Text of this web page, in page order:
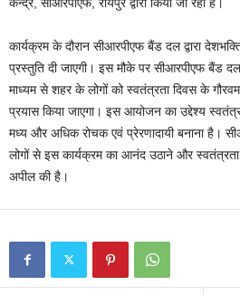
कार्यक्रम के दौरान सीआरपीएफ बैंड दल द्वारा
प्रस्तुति दी जाएगी। इस मौके पर सीआरपीएफ बैंड दल
माध्यम से शहर के लोगों को स्वतंत्रता दिवस के
प्रयास किया जाएगा। इस आयोजन का उद्देश्य
मध्य और अधिक रोचक एवं प्रेरणादायी बनाना है।
लोगों से इस कार्यक्रम का आनंद उठाने और
अपील की है।